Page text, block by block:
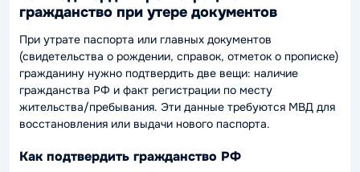
гражданство при утере документов
При утрате паспорта или главных документов
(свидетельства о рождении, справок, отметок о прописке)
гражданину нужно подтвердить две вещи: наличие
гражданства РФ и факт регистрации по месту
жительства/пребывания. Эти данные требуются МВД для
восстановления или выдачи нового паспорта.
Как подтвердить гражданство РФ